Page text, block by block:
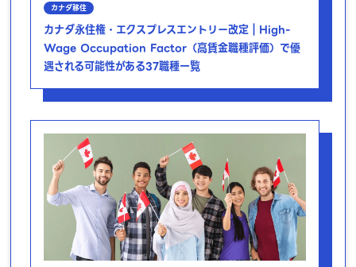
カナダ移住
カナダ永住権・エクスプレスエントリー改定｜High-
Wage Occupation Factor（高賃金職種評価）で優
遇される可能性がある37職種一覧